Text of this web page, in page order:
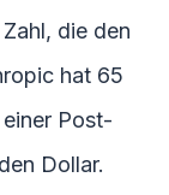
die den
hat 65
Post-
Dollar.